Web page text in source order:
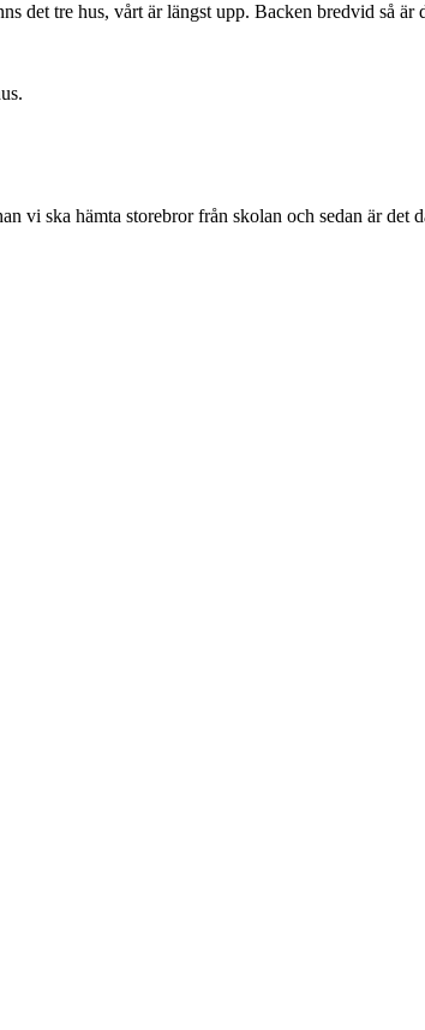
tre hus, vårt är längst upp. Backen bredvid så är
ska hämta storebror från skolan och sedan är det